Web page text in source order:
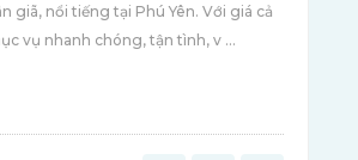
giã, nổi tiếng tại Phú Yên. Với giá cả
vụ nhanh chóng, tận tình, v ...